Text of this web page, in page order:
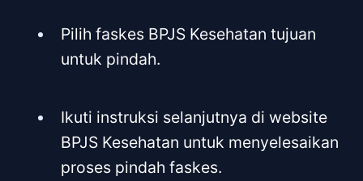
Pilih faskes BPJS Kesehatan tujuan
untuk pindah.
Ikuti instruksi selanjutnya di website
BPJS Kesehatan untuk menyelesaikan
proses pindah faskes.